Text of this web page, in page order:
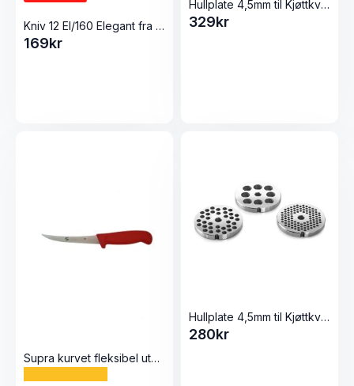
Kniv 12 El/160 Elegant fra Tre Spade
169kr
Hullplate 4,5mm til Kjøttkvern 22 Elegant/Inox fra Tre Spade
329kr
Supra kurvet fleksibel utbeiningskniv 15cm
Hullplate 4,5mm til Kjøttkvern 12 Elegant fra Tre Spade
280kr